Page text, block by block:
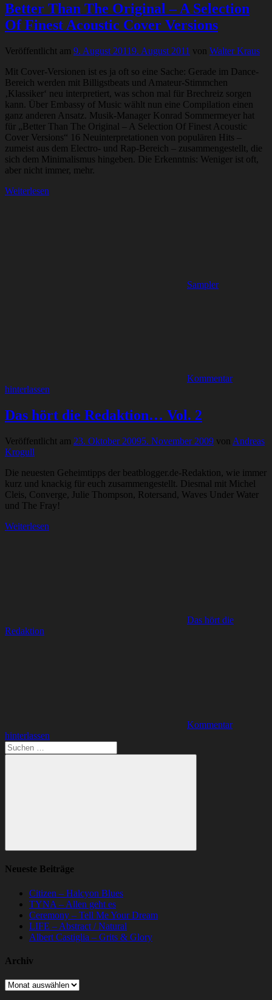
Better Than The Original – A Selection
Of Finest Acoustic Cover Versions
Veröffentlicht am 9. August 20119. August 2011 von Walter Kraus
Mit Cover-Versionen ist es ja oft so eine Sache: Gerade im Dance-
Bereich werden mit Billigstbeats und Amateur-Stimmchen
‚Klassiker‘ neu interpretiert, was schon mal für Brechreiz sorgen
kann. Über Embassy of Music wählt nun eine Compilation einen
ganz anderen Ansatz. Musik-Manager Konrad Sommermeyer hat
für „Better Than The Original – A Selection Of Finest Acoustic
Cover Versions“ 16 Neuinterpretationen von populären Hits –
zumeist aus dem Electro- und Rap-Bereich – zusammengestellt, die
sich dem Minimalismus hingeben. Die Erkenntnis: Weniger ist oft,
aber nicht immer, mehr.
Weiterlesen
Sampler
Kommentar
hinterlassen
Das hört die Redaktion… Vol. 2
Veröffentlicht am 23. Oktober 20095. November 2009 von Andreas
Krogull
Die neuesten Geheimtipps der beatblogger.de-Redaktion, wie immer
kurz und knackig für euch zusammengestellt. Diesmal mit Michel
Cleis, Converge, Julie Thompson, Rotersand, Waves Under Water
und The Fray!
Weiterlesen
Das hört die
Redaktion
Kommentar
hinterlassen
Suchen
nach:
Suchen
Neueste Beiträge
Citizen – Halcyon Blues
TYNA – Allen geht es
Ceremony – Tell Me Your Dream
LIFE – Abstract / Natural
Albert Castiglia – Grits & Glory
Archiv
Archiv